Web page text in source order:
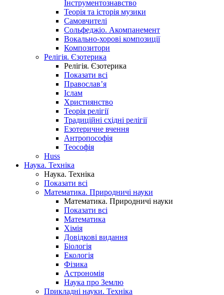
Інструментознавство
Теорія та історія музики
Самовчителі
Сольфеджіо. Акомпанемент
Вокально-хорові композиції
Композитори
Релігія. Єзотерика
Релігія. Єзотерика
Показати всі
Православ’я
Іслам
Християнство
Теорія релігії
Традиційні східні релігії
Езотеричне вчення
Антропософія
Теософія
Huss
Наука. Техніка
Наука. Техніка
Показати всі
Математика. Природничі науки
Математика. Природничі науки
Показати всі
Математика
Хімія
Довідкові видання
Біологія
Екологія
Фізика
Астрономія
Наука про Землю
Прикладні науки. Техніка